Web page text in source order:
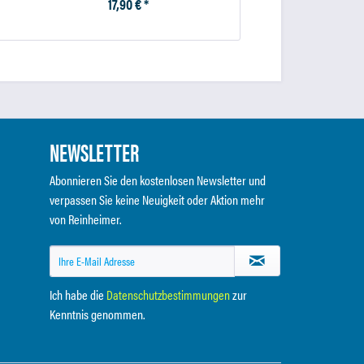
NEWSLETTER
Abonnieren Sie den kostenlosen Newsletter und
verpassen Sie keine Neuigkeit oder Aktion mehr
von Reinheimer.
Ich habe die Datenschutzbestimmungenzur
Kenntnis genommen.